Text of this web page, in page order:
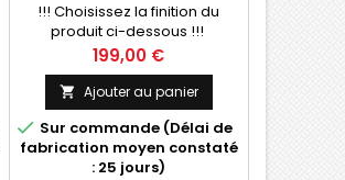
!!! Choisissez la finition du
produit ci-dessous !!!
Prix
199,00 €
 Ajouter au panier
 Sur commande (Délai de
fabrication moyen constaté
: 25 jours)